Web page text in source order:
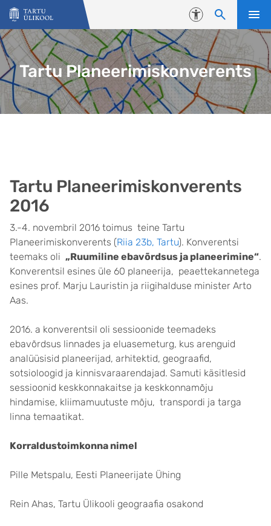
Liigu edasi põhisisu juurde
Juurdepääsetavus
Tartu Planeerimiskonverents
Tartu Planeerimiskonverents
2016
3.-4. novembril 2016 toimus teine Tartu
Planeerimiskonverents (Riia 23b, Tartu). Konverentsi
teemaks oli „Ruumiline ebavõrdsus ja planeerimine“.
Konverentsil esines üle 60 planeerija, peaettekannetega
esines prof. Marju Lauristin ja riigihalduse minister Arto
Aas.
2016. a konverentsil oli sessioonide teemadeks
ebavõrdsus linnades ja eluasemeturg, kus arenguid
analüüsisid planeerijad, arhitektid, geograafid,
sotsioloogid ja kinnisvaraarendajad. Samuti käsitlesid
sessioonid keskkonnakaitse ja keskkonnamõju
hindamise, kliimamuutuste mõju, transpordi ja targa
linna temaatikat.
Korraldustoimkonna nimel
Pille Metspalu, Eesti Planeerijate Ühing
Rein Ahas, Tartu Ülikooli geograafia osakond